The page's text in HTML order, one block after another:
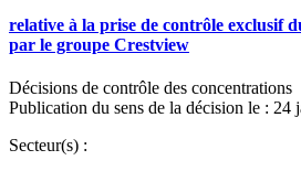
relative à la prise de contrôle exclusif
par le groupe Crestview
Décisions de contrôle des concentrations
Publication du sens de la décision le : 24
Secteur(s) :